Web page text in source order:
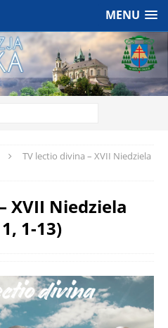
MENU
TV lectio divina – XVII Niedziela
XVII Niedziela
1-13)